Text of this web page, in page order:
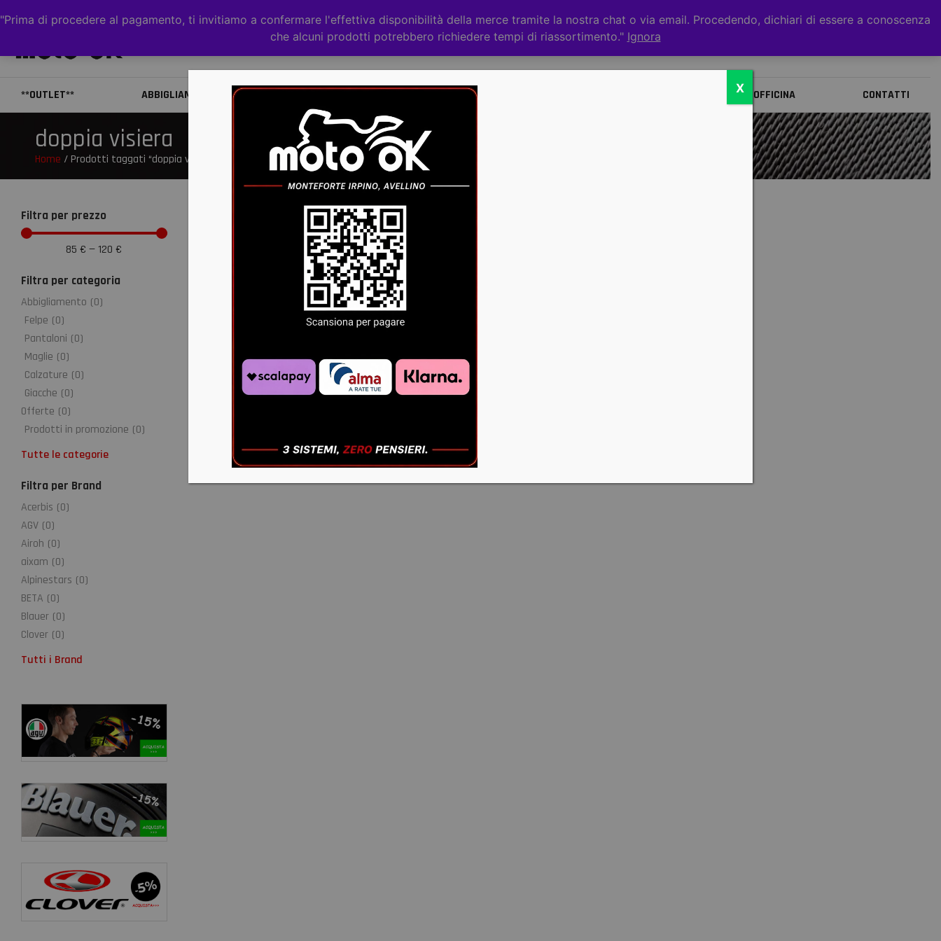
"Prima di procedere al pagamento, ti invitiamo a confermare l'effettiva disponibilità della merce tramite la nostra chat o via email. Procedendo, dichiari di essere a conoscenza
che alcuni prodotti potrebbero richiedere tempi di riassortimento." Ignora
Categorie
**OUTLET** ABBIGLIAMENTO CASCHI ACCESSORI OFFICINA CONTATTI
doppia visiera
Home / Prodotti taggati “doppia visiera”
Filtra per prezzo
85 € —120 €
Filtra per categoria
Abbigliamento (0)
Felpe (0)
Pantaloni (0)
Maglie (0)
Calzature (0)
Giacche (0)
Offerte (0)
Prodotti in promozione (0)
Tutte le categorie
Filtra per Brand
Acerbis (0)
AGV (0)
Airoh (0)
aixam (0)
Alpinestars (0)
BETA (0)
Blauer (0)
Clover (0)
Tutti i Brand
X